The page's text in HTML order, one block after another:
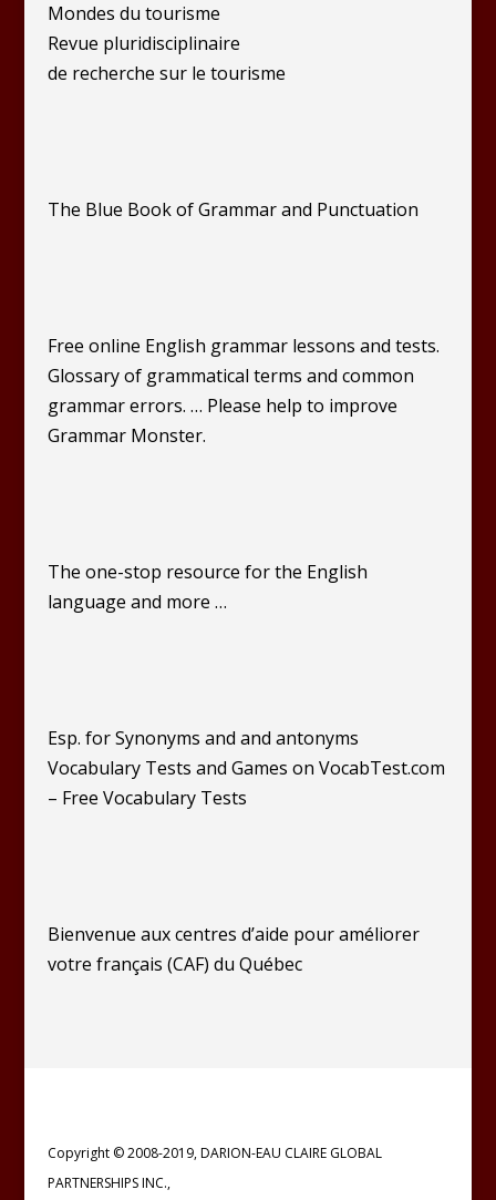
Mondes du tourisme
Revue pluridisciplinaire
de recherche sur le tourisme
The Blue Book of Grammar and Punctuation
Free online English grammar lessons and tests.
Glossary of grammatical terms and common
grammar errors. … Please help to improve
Grammar Monster.
The one-stop resource for the English
language and more …
Esp. for Synonyms and and antonyms
Vocabulary Tests and Games on VocabTest.com
– Free Vocabulary Tests
Bienvenue aux centres d’aide pour améliorer
votre français (CAF) du Québec
Copyright © 2008-2019, DARION-EAU CLAIRE GLOBAL
PARTNERSHIPS INC.,